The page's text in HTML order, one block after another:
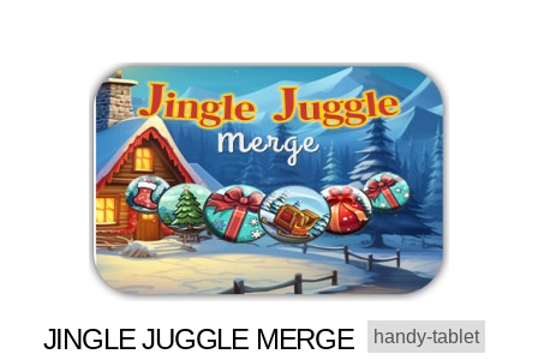
JINGLE JUGGLE MERGE handy-tablet